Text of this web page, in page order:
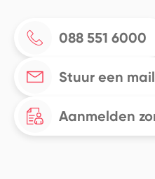
088 551 6000
Stuur een mail
Aanmelden